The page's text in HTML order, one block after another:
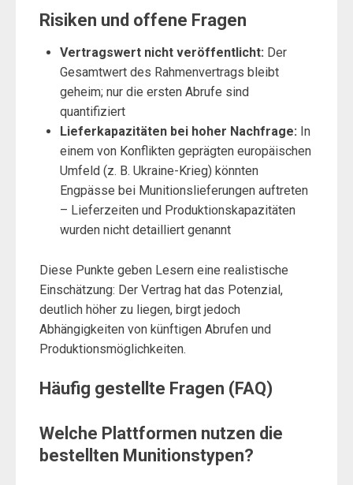
Risiken und offene Fragen
Vertragswert nicht veröffentlicht: Der
Gesamtwert des Rahmenvertrags bleibt
geheim; nur die ersten Abrufe sind
quantifiziert
Lieferkapazitäten bei hoher Nachfrage: In
einem von Konflikten geprägten europäischen
Umfeld (z. B. Ukraine-Krieg) könnten
Engpässe bei Munitionslieferungen auftreten
– Lieferzeiten und Produktionskapazitäten
wurden nicht detailliert genannt
Diese Punkte geben Lesern eine realistische
Einschätzung: Der Vertrag hat das Potenzial,
deutlich höher zu liegen, birgt jedoch
Abhängigkeiten von künftigen Abrufen und
Produktionsmöglichkeiten.
Häufig gestellte Fragen (FAQ)
Welche Plattformen nutzen die
bestellten Munitionstypen?